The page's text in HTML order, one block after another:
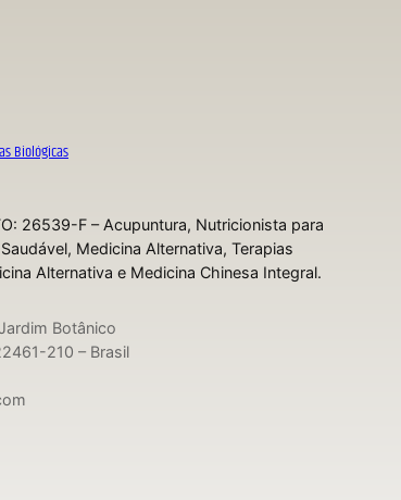
Biológicas
26539-F – Acupuntura, Nutricionista para
Medicina Alternativa, Terapias
Alternativa e Medicina Chinesa Integral.
Botânico
210 – Brasil